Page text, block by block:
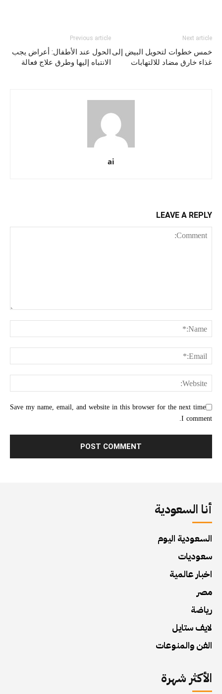
Previous article
الحول عند الأطفال: أعراض يجب
الانتباه إليها وطرق علاج فعالة
Next article
خمس خطوات لتحويل البيض إلى
غذاء خارق مضاد للالتهابات
ai
LEAVE A REPLY
Save my name, email, and website in this browser for the next time
I comment.
أنا السعودية
السعودية اليوم
سعوديات
اخبار عالمية
مصر
رياضة
لايف ستايل
الفن والمنوعات
الأكثر شهرة